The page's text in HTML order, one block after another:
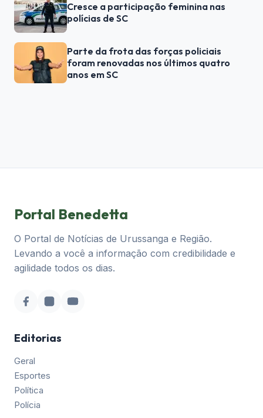
Cresce a participação feminina nas
polícias de SC
Parte da frota das forças policiais
foram renovadas nos últimos quatro
anos em SC
Portal Benedetta
O Portal de Notícias de Urussanga e Região.
Levando a você a informação com credibilidade e
agilidade todos os dias.
Editorias
Geral
Esportes
Política
Polícia